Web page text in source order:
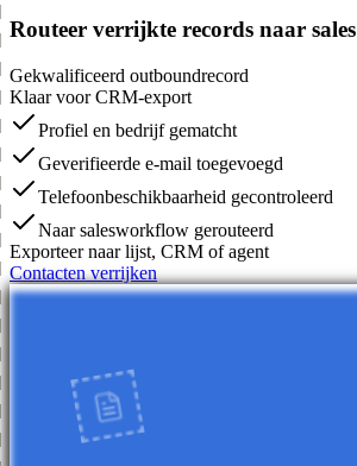
Routeer verrijkte records naar sales
Gekwalificeerd outboundrecord
Klaar voor CRM-export
Profiel en bedrijf gematcht
Geverifieerde e-mail toegevoegd
Telefoonbeschikbaarheid gecontroleerd
Naar salesworkflow gerouteerd
Exporteer naar lijst, CRM of agent
Contacten verrijken